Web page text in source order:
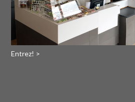
Entrez! >